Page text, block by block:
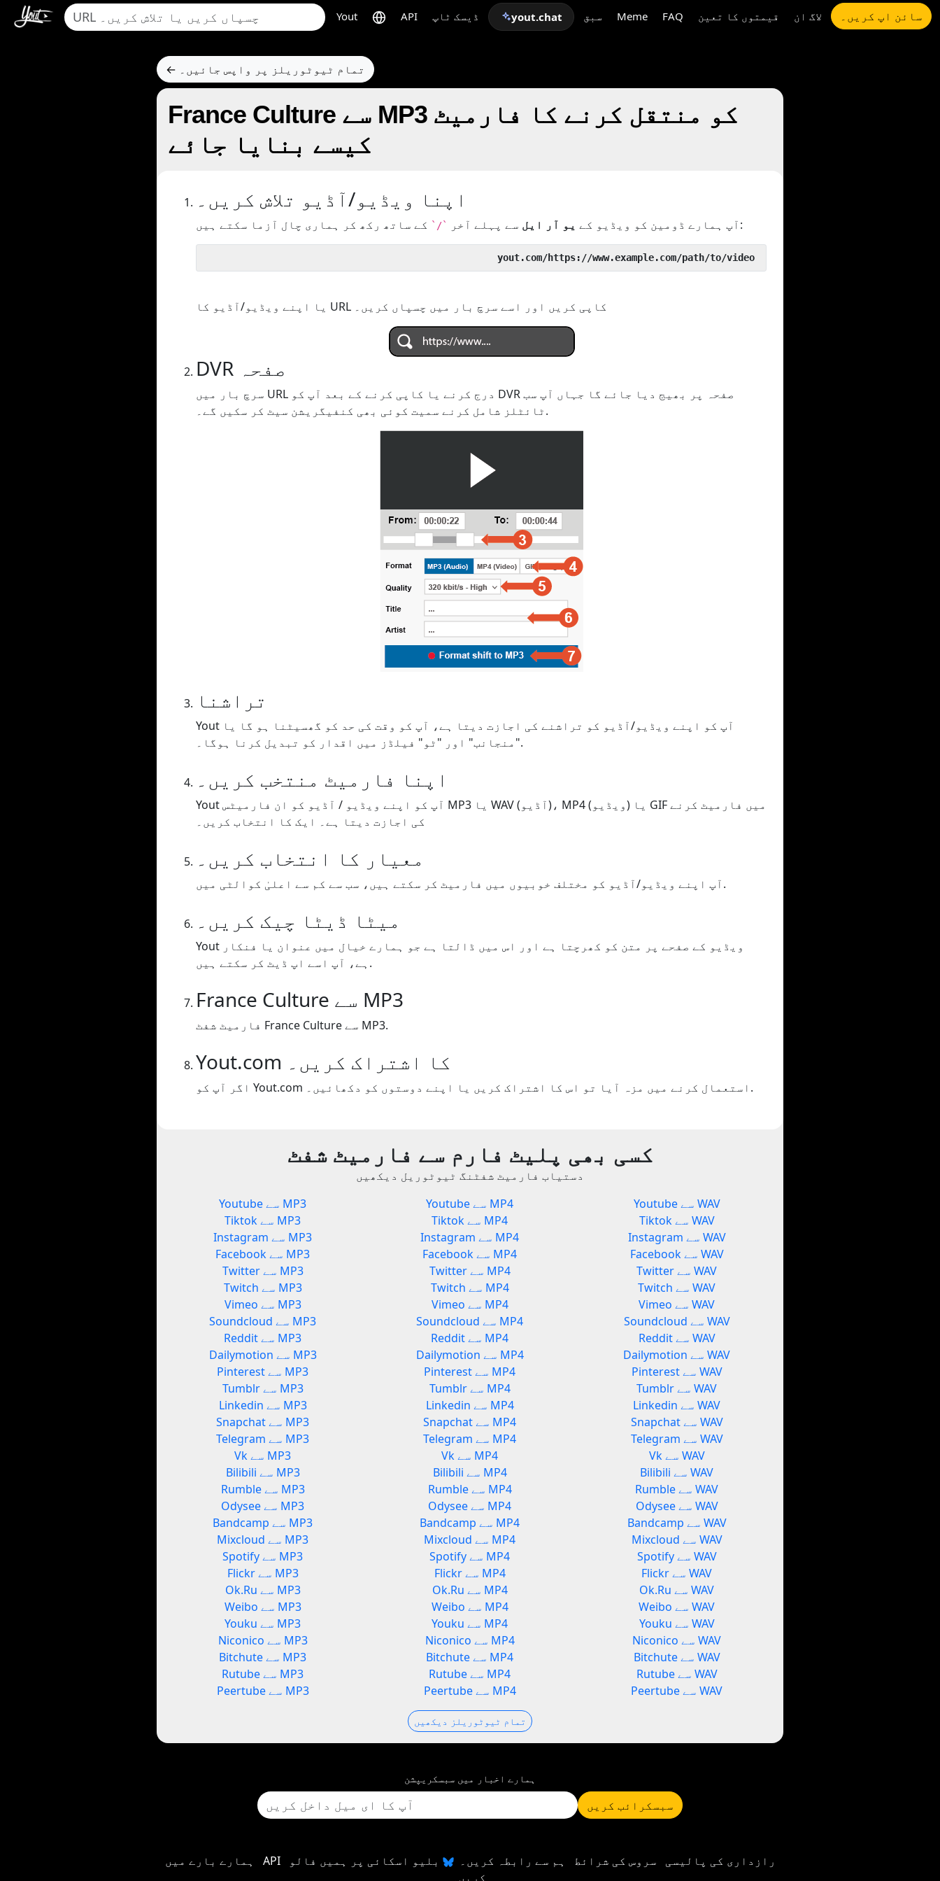
Yout API ڈیسک ٹاپ yout.chat سبق Meme FAQ قیمتوں کا تعین لاگ ان سائن اپ کریں۔
← تمام ٹیوٹوریلز پر واپس جائیں۔
France Culture سے MP3 کو منتقل کرنے کا فارمیٹ
کیسے بنایا جائے
اپنا ویڈیو/آڈیو تلاش کریں۔
آپ ہمارے ڈومین کو ویڈیو کے یو آر ایل سے پہلے آخر `/` کے ساتھ رکھ کر ہماری چال آزما سکتے ہیں:
یا اپنے ویڈیو/آڈیو کا URL کاپی کریں اور اسے سرچ بار میں چسپاں کریں۔
DVR صفحہ
سرچ بار میں URL درج کرنے یا کاپی کرنے کے بعد آپ کو DVR صفحہ پر بھیج دیا جائے گا جہاں آپ سب
ٹائٹلز شامل کرنے سمیت کوئی بھی کنفیگریشن سیٹ کر سکیں گے۔.
تراشنا
Yout آپ کو اپنے ویڈیو/آڈیو کو تراشنے کی اجازت دیتا ہے، آپ کو وقت کی حد کو گھسیٹنا ہو گا یا
"منجانب" اور "ٹو" فیلڈز میں اقدار کو تبدیل کرنا ہوگا۔.
اپنا فارمیٹ منتخب کریں۔
Yout آپ کو اپنے ویڈیو / آڈیو کو ان فارمیٹس MP3 یا WAV (آڈیو)، MP4 (ویڈیو) یا GIF میں فارمیٹ کرنے
کی اجازت دیتا ہے۔ ایک کا انتخاب کریں۔
معیار کا انتخاب کریں۔
آپ اپنے ویڈیو/آڈیو کو مختلف خوبیوں میں فارمیٹ کر سکتے ہیں، سب سے کم سے اعلیٰ کوالٹی میں.
میٹا ڈیٹا چیک کریں۔
Yout ویڈیو کے صفحے پر متن کو کھرچتا ہے اور اس میں ڈالتا ہے جو ہمارے خیال میں عنوان یا فنکار
ہے، آپ اسے اپ ڈیٹ کر سکتے ہیں.
France Culture سے MP3
فارمیٹ شفٹ France Culture سے MP3.
Yout.com کا اشتراک کریں۔
اگر آپ کو Yout.com استعمال کرنے میں مزہ آیا تو اس کا اشتراک کریں یا اپنے دوستوں کو دکھائیں۔.
کسی بھی پلیٹ فارم سے فارمیٹ شفٹ
دستیاب فارمیٹ شفٹنگ ٹیوٹوریل دیکھیں
Youtube سے MP3
Tiktok سے MP3
Instagram سے MP3
Facebook سے MP3
Twitter سے MP3
Twitch سے MP3
Vimeo سے MP3
Soundcloud سے MP3
Reddit سے MP3
Dailymotion سے MP3
Pinterest سے MP3
Tumblr سے MP3
Linkedin سے MP3
Snapchat سے MP3
Telegram سے MP3
Vk سے MP3
Bilibili سے MP3
Rumble سے MP3
Odysee سے MP3
Bandcamp سے MP3
Mixcloud سے MP3
Spotify سے MP3
Flickr سے MP3
Ok.Ru سے MP3
Weibo سے MP3
Youku سے MP3
Niconico سے MP3
Bitchute سے MP3
Rutube سے MP3
Peertube سے MP3
Youtube سے MP4
Tiktok سے MP4
Instagram سے MP4
Facebook سے MP4
Twitter سے MP4
Twitch سے MP4
Vimeo سے MP4
Soundcloud سے MP4
Reddit سے MP4
Dailymotion سے MP4
Pinterest سے MP4
Tumblr سے MP4
Linkedin سے MP4
Snapchat سے MP4
Telegram سے MP4
Vk سے MP4
Bilibili سے MP4
Rumble سے MP4
Odysee سے MP4
Bandcamp سے MP4
Mixcloud سے MP4
Spotify سے MP4
Flickr سے MP4
Ok.Ru سے MP4
Weibo سے MP4
Youku سے MP4
Niconico سے MP4
Bitchute سے MP4
Rutube سے MP4
Peertube سے MP4
Youtube سے WAV
Tiktok سے WAV
Instagram سے WAV
Facebook سے WAV
Twitter سے WAV
Twitch سے WAV
Vimeo سے WAV
Soundcloud سے WAV
Reddit سے WAV
Dailymotion سے WAV
Pinterest سے WAV
Tumblr سے WAV
Linkedin سے WAV
Snapchat سے WAV
Telegram سے WAV
Vk سے WAV
Bilibili سے WAV
Rumble سے WAV
Odysee سے WAV
Bandcamp سے WAV
Mixcloud سے WAV
Spotify سے WAV
Flickr سے WAV
Ok.Ru سے WAV
Weibo سے WAV
Youku سے WAV
Niconico سے WAV
Bitchute سے WAV
Rutube سے WAV
Peertube سے WAV
تمام ٹیوٹوریلز دیکھیں
ہمارے اخبار میں سبسکریپشن
سبسکرائب کریں
ہمارے بارے میں API رازداری کی پالیسی سروس کی شرائط ہم سے رابطہ کریں۔
بلیو اسکائی پر ہمیں فالو
کریں۔